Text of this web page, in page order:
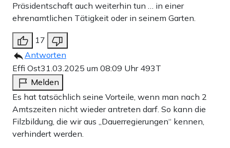
Präsidentschaft auch weiterhin tun … in einer
ehrenamtlichen Tätigkeit oder in seinem Garten.
17
Antworten
Effi Ost31.03.2025 um 08:09 Uhr 493T
Melden
Es hat tatsächlich seine Vorteile, wenn man nach 2
Amtszeiten nicht wieder antreten darf. So kann die
Filzbildung, die wir aus „Dauerregierungen“ kennen,
verhindert werden.